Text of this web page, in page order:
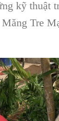
kỹ thuật
Tre